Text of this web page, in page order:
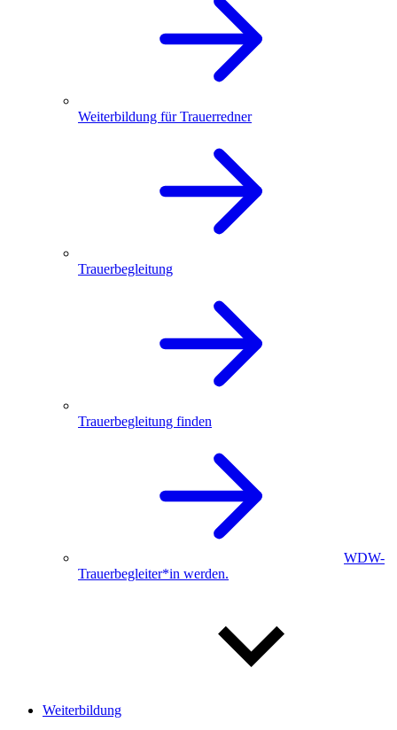
Weiterbildung für Trauerredner
Trauerbegleitung
Trauerbegleitung finden
WDW-
Trauerbegleiter*in werden.
Weiterbildung